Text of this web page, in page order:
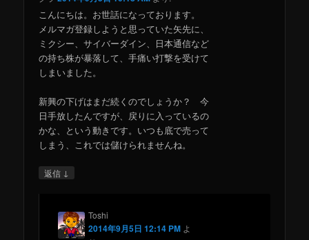
こんにちは。お世話になっております。
メルマガ登録しようと思っていた矢先に、
ミクシー、サイバーダイン、日本通信など
の持ち株が暴落して、手痛い打撃を受けて
しまいました。
新興の下げはまだ続くのでしょうか？ 今
日手放したんですが、戻りに入っているの
かな、という動きです。いつも底で売って
しまう、これでは儲けられませんね。
返信 ↓
Toshi
2014年9月5日 12:14 PM よ